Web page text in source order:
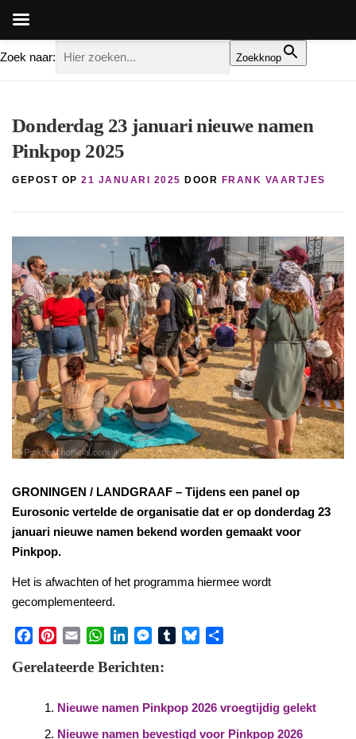
Zoek naar: Zoekknop
inhoud
Donderdag 23 januari nieuwe namen
Pinkpop 2025
GEPOST OP 21 JANUARI 2025 DOOR FRANK VAARTJES
GRONINGEN / LANDGRAAF – Tijdens een panel op
Eurosonic vertelde de organisatie dat er op donderdag 23
januari nieuwe namen bekend worden gemaakt voor
Pinkpop.
Het is afwachten of het programma hiermee wordt
gecomplementeerd.
Gerelateerde Berichten:
Nieuwe namen Pinkpop 2026 vroegtijdig gelekt
Nieuwe namen bevestigd voor Pinkpop 2026